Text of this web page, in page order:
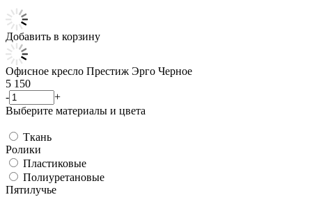
Добавить в корзину
Офисное кресло Престиж Эрго Черное
5 150
-
+
Выберите материалы и цвета
Ткань
Ролики
Пластиковые
Полиуретановые
Пятилучье